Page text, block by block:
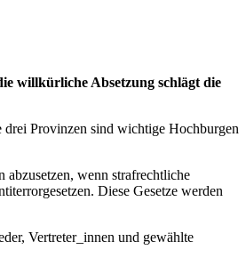
willkürliche Absetzung schlägt die
drei Provinzen sind wichtige Hochburgen
abzusetzen, wenn strafrechtliche
Diese Gesetze werden
Vertreter_innen und gewählte